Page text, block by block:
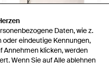
Daten, wie z.
eindeutige Kennungen,
Annehmen klicken, werden
Wenn Sie auf Alle ablehnen
Daten, wie z.
eindeutige Kennungen,
Annehmen klicken, werden
Wenn Sie auf Alle ablehnen
17,90 €
Champion
Rucksack Icons - Natur